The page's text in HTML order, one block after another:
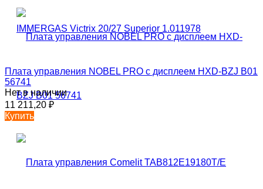
Плата управления NOBEL PRO с дисплеем HXD-BZJ B01
56741
Нет в наличии
11 211,20 ₽
Купить